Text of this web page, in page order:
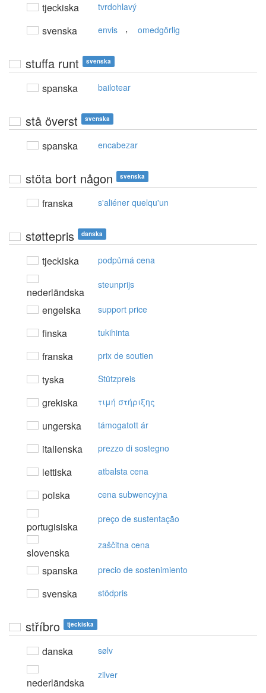
tjeckiska tvrdohlavý
svenska envis , omedgörlig
stuffa runt svenska
spanska bailotear
stå överst svenska
spanska encabezar
stöta bort någon svenska
franska s'aliéner quelqu'un
støttepris danska
tjeckiska podpůrná cena
nederländska
steunprijs
engelska support price
finska tukihinta
franska prix de soutien
tyska Stützpreis
grekiska τιμή στήριξης
ungerska támogatott ár
italienska prezzo di sostegno
lettiska atbalsta cena
polska cena subwencyjna
portugisiska
preço de sustentação
slovenska
zaščitna cena
spanska precio de sostenimiento
svenska stödpris
stříbro tjeckiska
danska sølv
nederländska
zilver